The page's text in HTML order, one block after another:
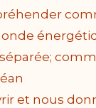
et nous